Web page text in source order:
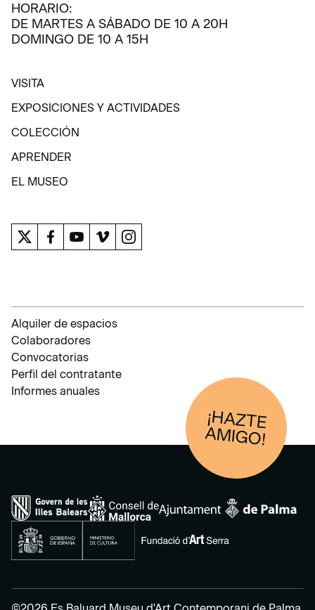
HORARIO:
DE MARTES A SÁBADO DE 10 A 20H
DOMINGO DE 10 A 15H
VISITA
VISITA
EXPOSICIONES Y ACTIVIDADES
EXPOSICIONES Y ACTIVIDADES
COLECCIÓN
COLECCIÓN
APRENDER
APRENDER
EL MUSEO
Alquiler de espacios
Colaboradores
Convocatorias
Perfil del contratante
Informes anuales
¡HAZTE
AM
IGO!